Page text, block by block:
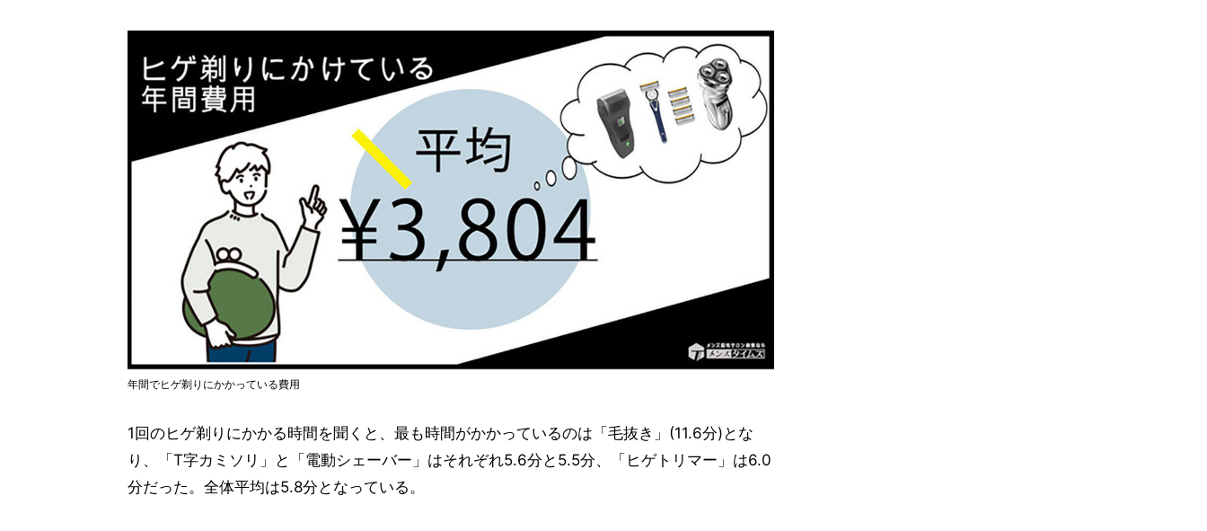
年間でヒゲ剃りにかかっている費用
1回のヒゲ剃りにかかる時間を聞くと、最も時間がかかっているのは「毛抜き」(11.6分)とな
り、「T字カミソリ」と「電動シェーバー」はそれぞれ5.6分と5.5分、「ヒゲトリマー」は6.0
分だった。全体平均は5.8分となっている。